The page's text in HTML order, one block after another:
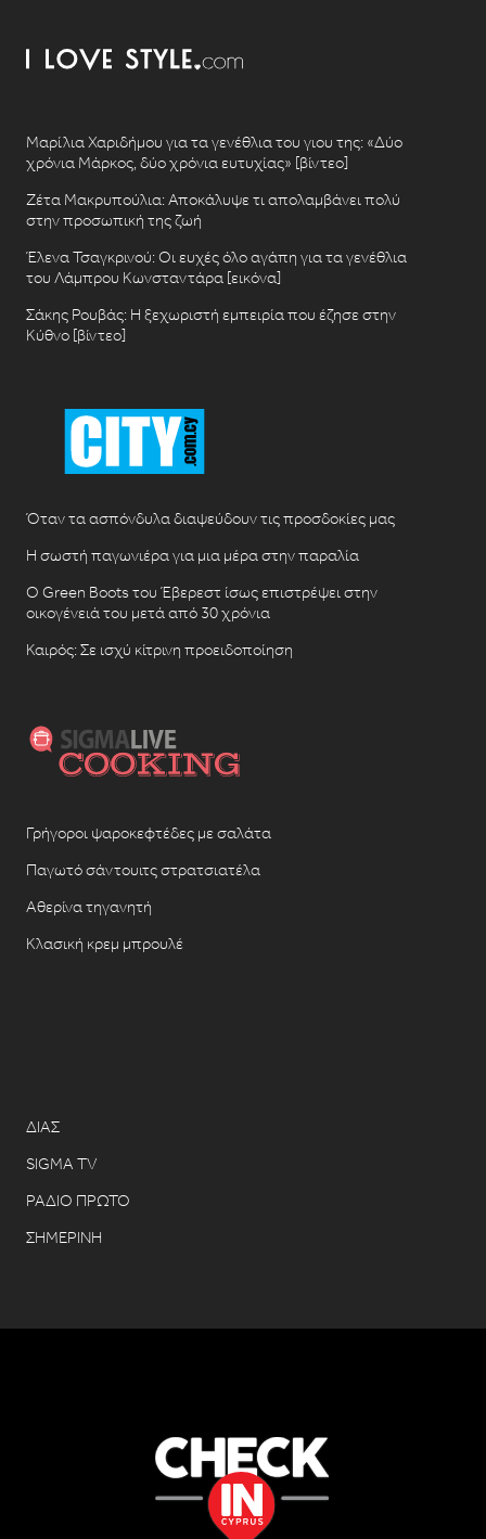
Μαρίλια Χαριδήμου για τα γενέθλια του γιου της: «Δύο
χρόνια Μάρκος, δύο χρόνια ευτυχίας» [βίντεο]
Ζέτα Μακρυπούλια: Αποκάλυψε τι απολαμβάνει πολύ
στην προσωπική της ζωή
Έλενα Τσαγκρινού: Οι ευχές όλο αγάπη για τα γενέθλια
του Λάμπρου Κωνσταντάρα [εικόνα]
Σάκης Ρουβάς: Η ξεχωριστή εμπειρία που έζησε στην
Κύθνο [βίντεο]
Όταν τα ασπόνδυλα διαψεύδουν τις προσδοκίες μας
Η σωστή παγωνιέρα για μια μέρα στην παραλία
Ο Green Boots του Έβερεστ ίσως επιστρέψει στην
οικογένειά του μετά από 30 χρόνια
Καιρός: Σε ισχύ κίτρινη προειδοποίηση
Γρήγοροι ψαροκεφτέδες με σαλάτα
Παγωτό σάντουιτς στρατσιατέλα
Αθερίνα τηγανητή
Κλασική κρεμ μπρουλέ
ΔΙΑΣ
SIGMA TV
ΡΑΔΙΟ ΠΡΩΤΟ
ΣΗΜΕΡΙΝΗ